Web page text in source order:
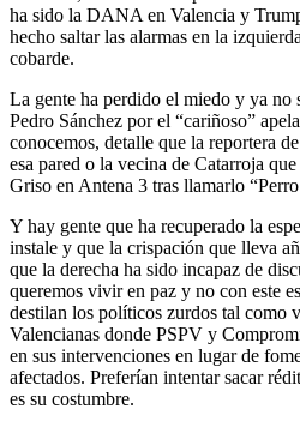
ha sido la DANA en Valencia y
hecho saltar las alarmas en la
cobarde.
La gente ha perdido el miedo y ya no
Pedro Sánchez por el “cariñoso”
conocemos, detalle que la reportera
esa pared o la vecina de Catarroja
Griso en Antena 3 tras llamarlo
Y hay gente que ha recuperado la
instale y que la crispación que lleva
que la derecha ha sido incapaz de
queremos vivir en paz y no con este
destilan los políticos zurdos tal como
Valencianas donde PSPV y
en sus intervenciones en lugar de
afectados. Preferían intentar sacar
es su costumbre.